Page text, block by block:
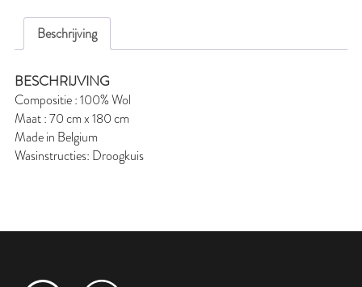
Beschrijving
BESCHRIJVING
Compositie : 100% Wol
Maat : 70 cm x 180 cm
Made in Belgium
Wasinstructies: Droogkuis